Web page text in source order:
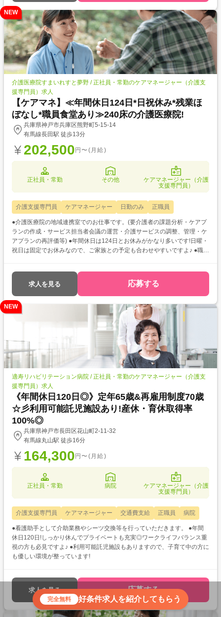
NEW
介護医療院すまいれすと夢野 / 正社員・常勤のケアマネージャー（介護支
援専門員）求人
【ケアマネ】≪年間休日124日*日祝休み*残業ほ
ぼなし*職員食堂あり≫240床の介護医療院!
兵庫県神戸市兵庫区熊野町5-15-14
有馬線長田駅 徒歩13分
202,500 円〜(月給)
正社員・常勤 その他
ケアマネージャー（介護
支援専門員）
介護支援専門員 ケアマネージャー 日勤のみ 正職員
●介護医療院の地域連携室でのお仕事です。(要介護者の課題分析・ケアプ
ランの作成・サービス担当者会議の運営・介護サービスの調整、管理・ケ
アプランの再評価等) ●年間休日は124日とお休みがかなり多いです!日曜・
祝日は固定でお休みなので、ご家族との予定も合わせやすいですよ♪ ●職員
求人を見る 応募する
NEW
適寿リハビリテーション病院 / 正社員・常勤のケアマネージャー（介護支
援専門員）求人
《年間休日120日◎》定年65歳&再雇用制度70歳
☆彡利用可能託児施設あり!産休・育休取得率
100%◎
兵庫県神戸市長田区花山町2-11-32
有馬線丸山駅 徒歩16分
164,300 円〜(月給)
正社員・常勤 病院
ケアマネージャー（介護
支援専門員）
介護支援専門員 ケアマネージャー 交通費支給 正職員 病院
●看護助手として介助業務やシーツ交換等を行っていただきます。 ●年間
休日120日!しっかり休んでプライベートも充実◎ワークライフバランス重
視の方も必見ですよ♪ ●利用可能託児施設もありますので、子育て中の方に
も優しい環境が整っています!
求人を見る 応募する
完全無料 好条件求人を紹介してもらう